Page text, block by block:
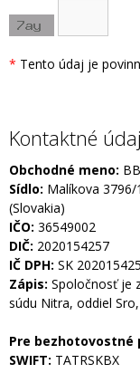
* Tento údaj je
Kontaktné
Obchodné meno:
Sídlo: Malíkova 3796/
(Slovakia)
IČO: 36549002
DIČ: 2020154257
IČ DPH: SK
Zápis: Spoločnosť je
súdu Nitra, oddiel
Pre bezhotovostné
SWIFT: TATRSKBX